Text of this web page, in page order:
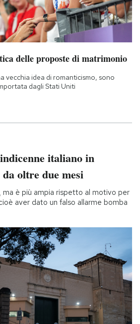
delle proposte di matrimonio
vecchia idea di romanticismo, sono
dagli Stati Uniti
italiano in
oltre due mesi
ma è più ampia rispetto al motivo per
aver dato un falso allarme bomba